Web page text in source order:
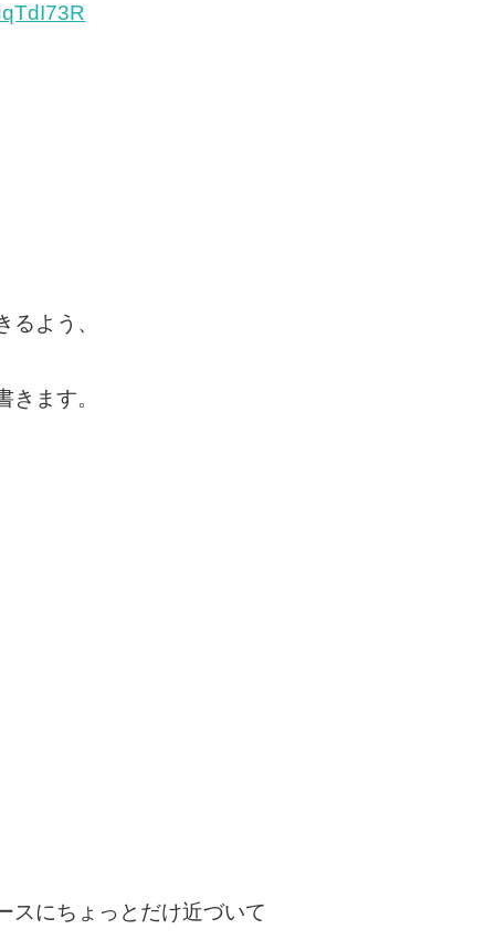
よう、
ます。
スにちょっとだけ近づいて